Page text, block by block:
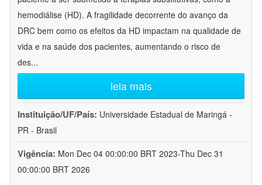
hemodiálise (HD). A fragilidade decorrente do avanço da
DRC bem como os efeitos da HD impactam na qualidade de
vida e na saúde dos pacientes, aumentando o risco de
des...
leia mais
Instituição/UF/País: Universidade Estadual de Maringá -
PR - Brasil
Vigência: Mon Dec 04 00:00:00 BRT 2023-Thu Dec 31
00:00:00 BRT 2026